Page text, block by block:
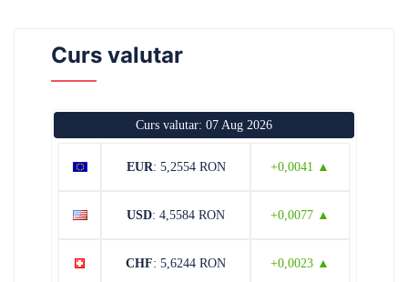
Curs valutar
Curs valutar: 07 Aug 2026
EUR: 5,2554 RON +0,0041 ▲
USD: 4,5584 RON +0,0077 ▲
CHF: 5,6244 RON +0,0023 ▲